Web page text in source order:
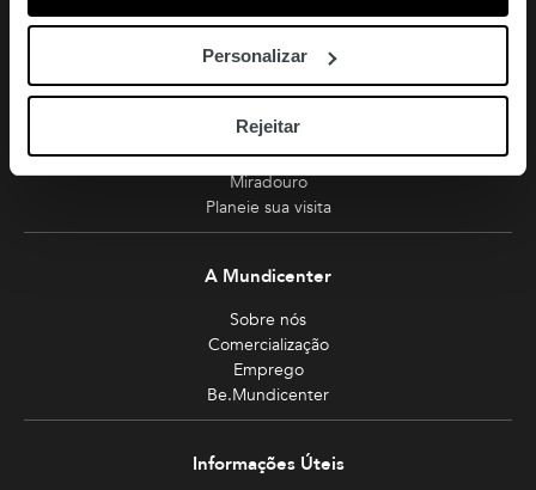
Personalizar
Rejeitar
amoreiras-shopping@mundicenter.pt
1070-103 Lisboa
Turismo
Miradouro
Planeie sua visita
A Mundicenter
Sobre nós
Comercialização
Emprego
Be.Mundicenter
Informações Úteis